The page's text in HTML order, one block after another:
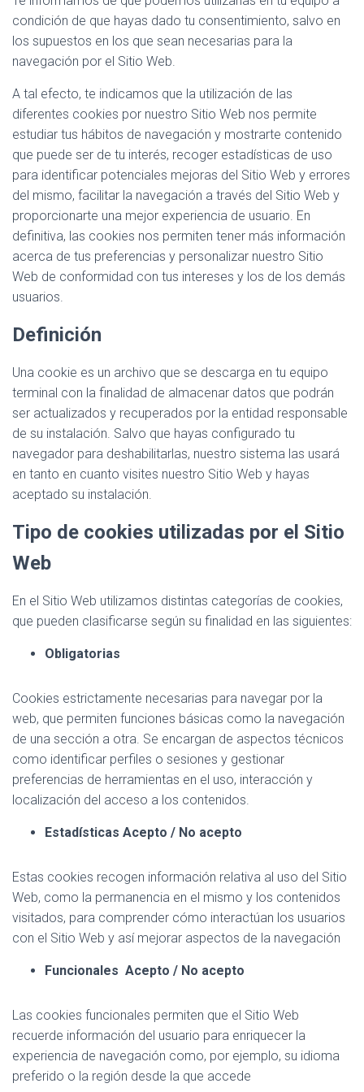
N
condición de que hayas dado tu consentimiento, salvo en
los supuestos en los que sean necesarias para la
navegación por el Sitio Web.
A tal efecto, te indicamos que la utilización de las
diferentes cookies por nuestro Sitio Web nos permite
estudiar tus hábitos de navegación y mostrarte contenido
que puede ser de tu interés, recoger estadísticas de uso
para identificar potenciales mejoras del Sitio Web y errores
del mismo, facilitar la navegación a través del Sitio Web y
proporcionarte una mejor experiencia de usuario. En
definitiva, las cookies nos permiten tener más información
acerca de tus preferencias y personalizar nuestro Sitio
Web de conformidad con tus intereses y los de los demás
usuarios.
Definición
Una cookie es un archivo que se descarga en tu equipo
terminal con la finalidad de almacenar datos que podrán
ser actualizados y recuperados por la entidad responsable
de su instalación. Salvo que hayas configurado tu
navegador para deshabilitarlas, nuestro sistema las usará
en tanto en cuanto visites nuestro Sitio Web y hayas
aceptado su instalación.
Tipo de cookies utilizadas por el Sitio
Web
En el Sitio Web utilizamos distintas categorías de cookies,
que pueden clasificarse según su finalidad en las siguientes:
Obligatorias
Cookies estrictamente necesarias para navegar por la
web, que permiten funciones básicas como la navegación
de una sección a otra. Se encargan de aspectos técnicos
como identificar perfiles o sesiones y gestionar
preferencias de herramientas en el uso, interacción y
localización del acceso a los contenidos.
Estadísticas Acepto / No acepto
Estas cookies recogen información relativa al uso del Sitio
Web, como la permanencia en el mismo y los contenidos
visitados, para comprender cómo interactúan los usuarios
con el Sitio Web y así mejorar aspectos de la navegación
Funcionales Acepto / No acepto
Las cookies funcionales permiten que el Sitio Web
recuerde información del usuario para enriquecer la
experiencia de navegación como, por ejemplo, su idioma
preferido o la región desde la que accede